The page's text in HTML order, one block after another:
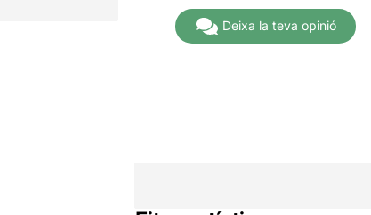
Deixa la teva opinió